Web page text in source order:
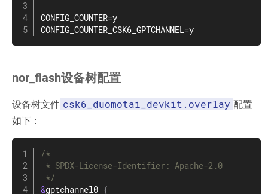
CONFIG_COUNTER=y
CONFIG_COUNTER_CSK6_GPTCHANNEL=y
nor_flash设备树配置
设备树文件 csk6_duomotai_devkit.overlay 配置
如下：
/*
*/
&gptchannel0 {